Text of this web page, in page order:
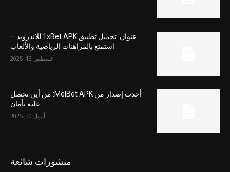
عنوان: تحميل تطبيق 1xBet APK للاندرويد –
استمتع بالمراهنات الرياضية والألعاب
أغسطس 13, 2025
أحدث إصدار من MelBet APK: من أين تحصل
عليه بأمان
أبريل 30, 2025
منشورات شائعة